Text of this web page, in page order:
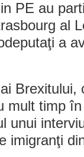
PE au
al
a
Brexitului,
mult timp
unui
imigranţi